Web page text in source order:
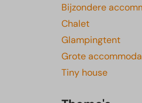
Bijzondere
Chalet
Glampingtent
Grote
Tiny house